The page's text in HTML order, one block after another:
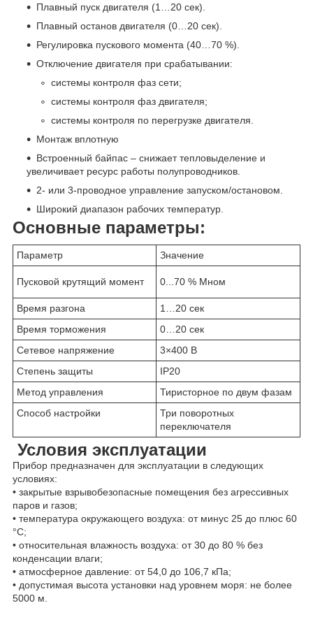
Плавный пуск двигателя (1…20 сек).
Плавный останов двигателя (0…20 сек).
Регулировка пускового момента (40…70 %).
Отключение двигателя при срабатывании:
системы контроля фаз сети;
системы контроля фаз двигателя;
системы контроля по перегрузке двигателя.
Монтаж вплотную
Встроенный байпас – снижает тепловыделение и
увеличивает ресурс работы полупроводников.
2- или 3-проводное управление запуском/остановом.
Широкий диапазон рабочих температур.
Основные параметры:
Параметр Значение
Пусковой крутящий момент 0...70 % Мном
Время разгона
1…20 сек
Время торможения
0…20 сек
Сетевое напряжение
3×400 В
Степень защиты
IP20
Метод управления
Тиристорное по двум фазам
Способ настройки
Три поворотных
переключателя
Условия эксплуатации
Прибор предназначен для эксплуатации в следующих
условиях:
• закрытые взрывобезопасные помещения без агрессивных
паров и газов;
• температура окружающего воздуха: от минус 25 до плюс 60
°С;
• относительная влажность воздуха: от 30 до 80 % без
конденсации влаги;
• атмосферное давление: от 54,0 до 106,7 кПа;
• допустимая высота установки над уровнем моря: не более
5000 м.